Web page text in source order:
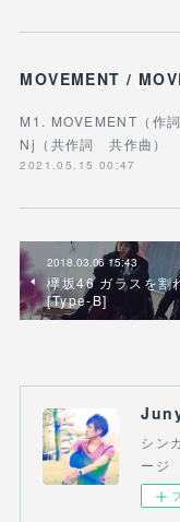
M1. MOVEMENT（作
Nj（共作詞 共作曲）
2021.05.15 00:47
2018.03.06 15:43
欅坂46 ガラスを割
[Type-B]
シン
ージ